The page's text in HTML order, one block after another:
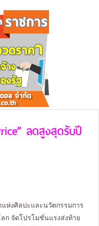
ลดสูงสุดรับปี
ห่งศิลปะและนวัตกรรมการ
ก จัดโปรโมชั่นแรงส่งท้าย